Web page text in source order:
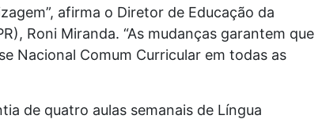
afirma o Diretor de Educação da
Roni Miranda. “As mudanças garantem que
Nacional Comum Curricular em todas as
de quatro aulas semanais de Língua